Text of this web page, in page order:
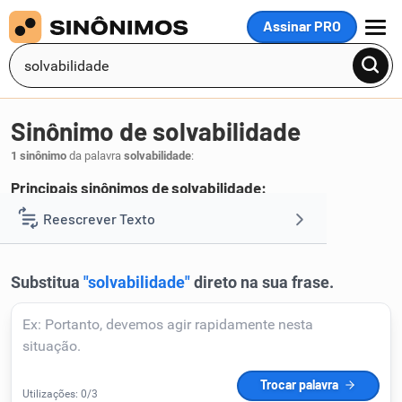
Assinar PRO
MENU
Reescrever Texto
Corrigir Texto
Sinônimo de solvabilidade
1 sinônimo da palavra solvabilidade:
Principais sinônimos de solvabilidade:
1 solvibilidade.